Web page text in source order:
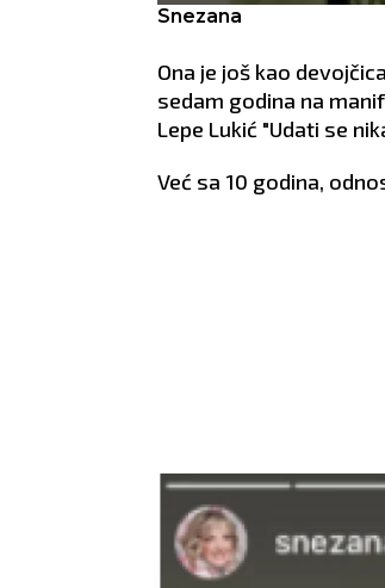
Snezana
Ona je još kao
sedam godina na
Lepe Lukić "Udati se
Već sa 10 godina,